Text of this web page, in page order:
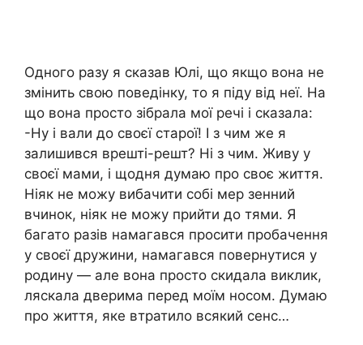
Одного разу я сказав Юлі, що якщо вона не
змінить свою поведінку, то я піду від неї. На
що вона просто зібрала мої речі і сказала:
-Ну і вали до своєї старої! І з чим же я
залишився врешті-решт? Ні з чим. Живу у
своєї мами, і щодня думаю про своє життя.
Ніяк не можу вибачити собі мер зенний
вчинок, ніяк не можу прийти до тями. Я
багато разів намагався просити пробачення
у своєї дружини, намагався повернутися у
родину — але вона просто скидала виклик,
ляскала дверима перед моїм носом. Думаю
про життя, яке втратило всякий сенс…